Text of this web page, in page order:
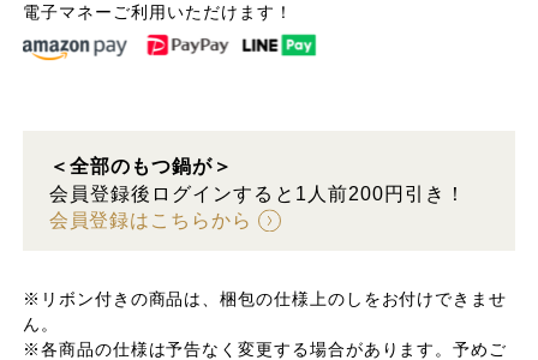
電子マネーご利用いただけます！
＜全部のもつ鍋が＞
会員登録後ログインすると1人前200円引き！
会員登録はこちらから
※リボン付きの商品は、梱包の仕様上のしをお付けできませ
ん。
※各商品の仕様は予告なく変更する場合があります。予めご